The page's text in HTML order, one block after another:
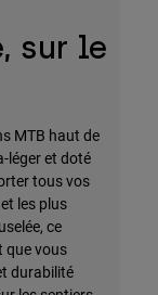
sur le
MTB haut de
léger et doté
tous vos
les plus
ce
que vous
durabilité